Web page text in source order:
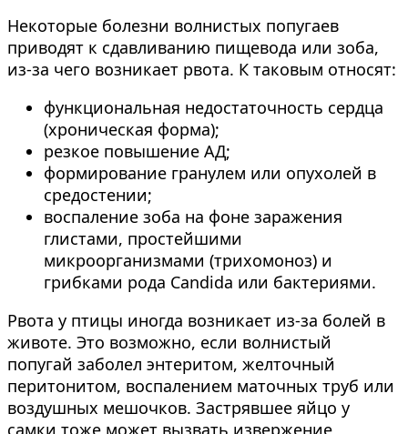
Некоторые болезни волнистых попугаев
приводят к сдавливанию пищевода или зоба,
из-за чего возникает рвота. К таковым относят:
функциональная недостаточность сердца
(хроническая форма);
резкое повышение АД;
формирование гранулем или опухолей в
средостении;
воспаление зоба на фоне заражения
глистами, простейшими
микроорганизмами (трихомоноз) и
грибками рода Candida или бактериями.
Рвота у птицы иногда возникает из-за болей в
животе. Это возможно, если волнистый
попугай заболел энтеритом, желточный
перитонитом, воспалением маточных труб или
воздушных мешочков. Застрявшее яйцо у